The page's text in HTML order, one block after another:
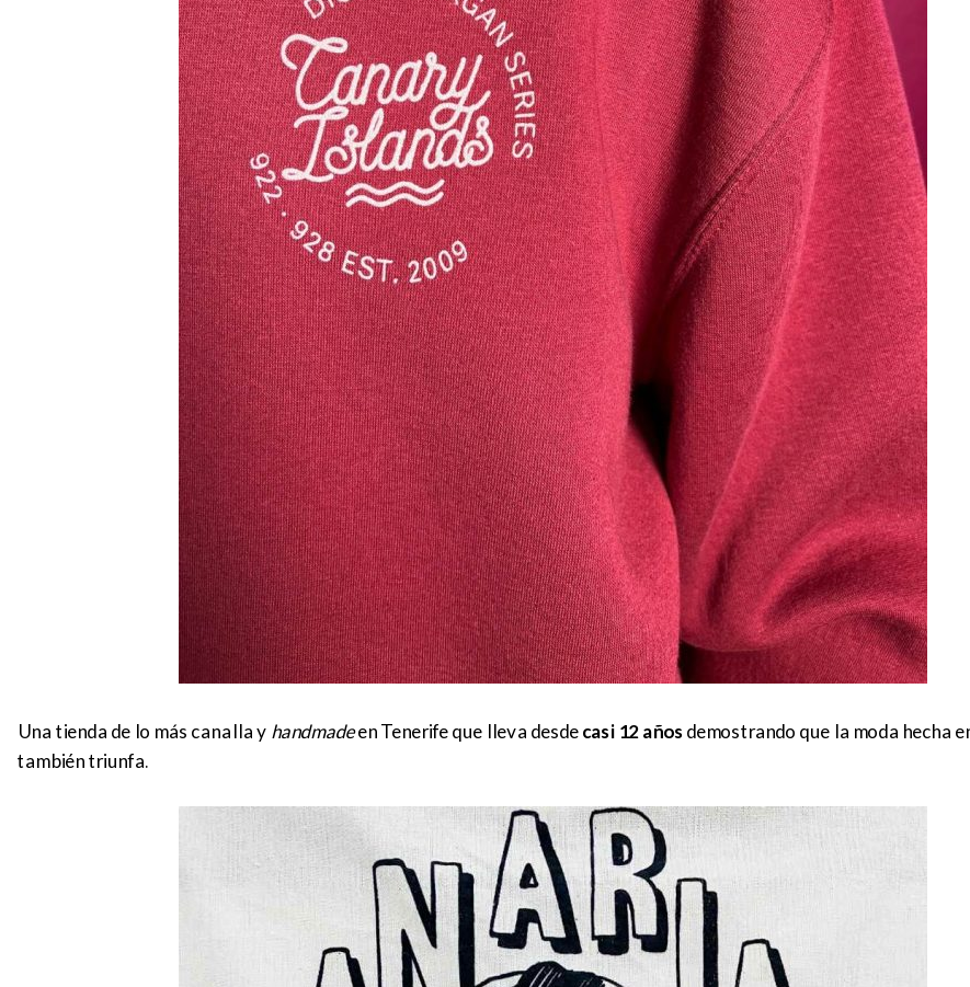
Una tienda de lo más canalla y handmadeen Tenerife que lleva desdecasi 12 añosdemostrando que la moda hecha
también triunfa.